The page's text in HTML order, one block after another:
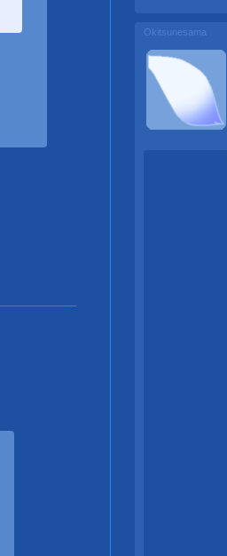
Okitsunesama